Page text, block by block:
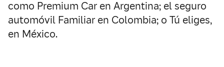
como Premium Car en Argentina; el seguro
automóvil Familiar en Colombia; o Tú eliges,
en México.